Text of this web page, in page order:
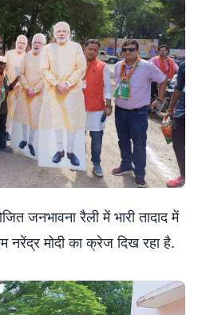
जनभावना रैली में भारी तादाद में
नरेंद्र मोदी का क्रेज दिख रहा है.